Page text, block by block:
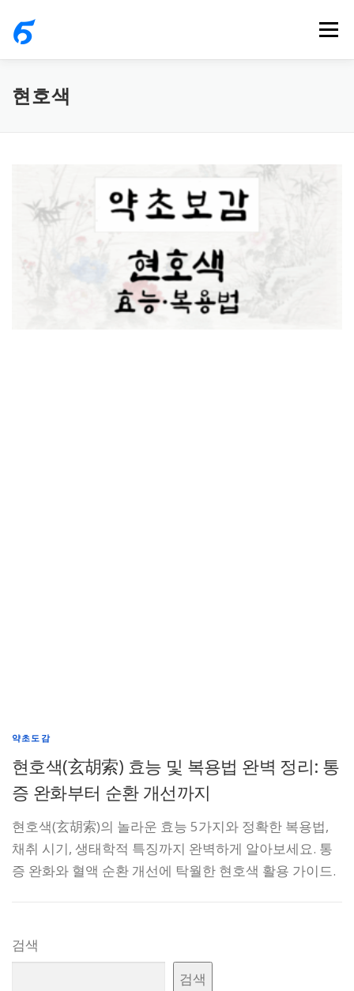
메뉴
현호색
약초도감
현호색(玄胡索) 효능 및 복용법 완벽 정리: 통
증 완화부터 순환 개선까지
현호색(玄胡索)의 놀라운 효능 5가지와 정확한 복용법,
채취 시기, 생태학적 특징까지 완벽하게 알아보세요. 통
증 완화와 혈액 순환 개선에 탁월한 현호색 활용 가이드.
검색
검색